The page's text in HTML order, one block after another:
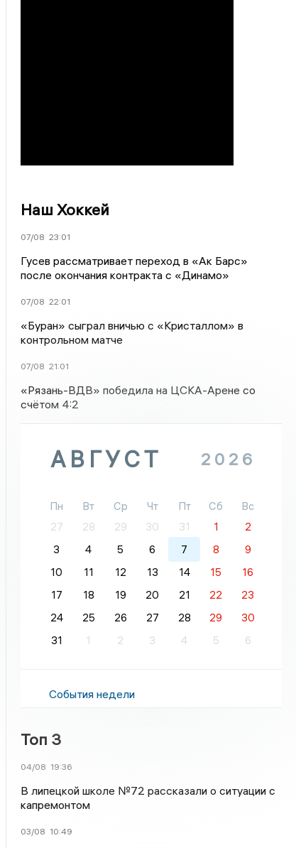
Наш Хоккей
07/08 23:01
Гусев рассматривает переход в «Ак Барс»
после окончания контракта с «Динамо»
07/08 22:01
«Буран» сыграл вничью с «Кристаллом» в
контрольном матче
07/08 21:01
«Рязань-ВДВ» победила на ЦСКА-Арене со
счётом 4:2
АВГУСТ 2026
Пн Вт Ср Чт Пт Сб
Вс
27
28 29 30 31 1
2
3
4 5 6 7 8
9
10
11 12 13 14 15
16
17
18 19 20 21 22
23
24
25 26 27 28 29
30
31
1 2 3 4 5 6
События недели
Топ 3
04/08 19:36
В липецкой школе №72 рассказали о ситуации с
капремонтом
03/08 10:49